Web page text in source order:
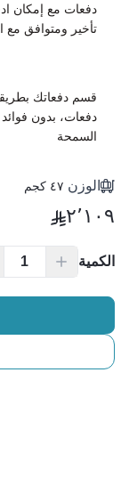
لماذا غسالة
✅ تصميم أنيق
✅ مثالية
✅ ضمان جودة
دفعات مع إمكان
تأخير ومتوافق مع
دفعات، بدون
السمحة
الوزن ٤٧ كجم
٢٬١٠٩
الكمية